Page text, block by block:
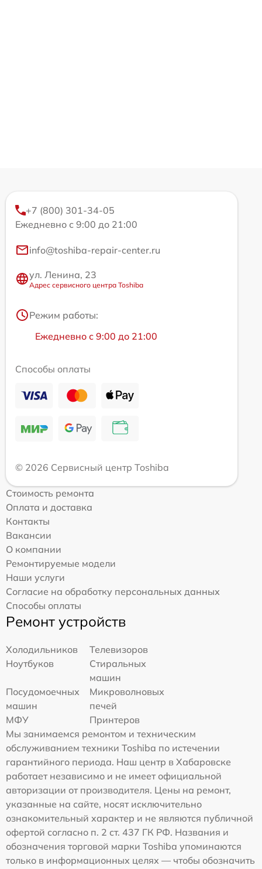
+7 (800) 301-34-05
Ежедневно с 9:00 до 21:00
info@toshiba-repair-center.ru
ул. Ленина, 23
Адрес сервисного центра Toshiba
Режим работы:
Ежедневно с 9:00 до 21:00
Способы оплаты
© 2026 Сервисный центр Toshiba
Стоимость ремонта
Оплата и доставка
Контакты
Вакансии
О компании
Ремонтируемые модели
Наши услуги
Согласие на обработку персональных данных
Способы оплаты
Ремонт устройств
Холодильников
Телевизоров
Ноутбуков
Стиральных
машин
Посудомоечных
машин
Микроволновых
печей
МФУ
Принтеров
Мы занимаемся ремонтом и техническим
обслуживанием техники Toshiba по истечении
гарантийного периода. Наш центр в Хабаровске
работает независимо и не имеет официальной
авторизации от производителя. Цены на ремонт,
указанные на сайте, носят исключительно
ознакомительный характер и не являются публичной
офертой согласно п. 2 ст. 437 ГК РФ. Названия и
обозначения торговой марки Toshiba упоминаются
только в информационных целях — чтобы обозначить